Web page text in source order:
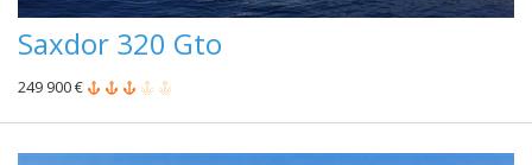
Saxdor 320 Gto
249 900 €